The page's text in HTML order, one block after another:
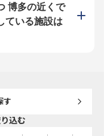
てください。実質年休112
や育休取得実績ありとワー
バランスを大切にしなが
としての専門性を高められ
イク・自転車通
日時点の
博多の近くで
ている施設は
す
込む